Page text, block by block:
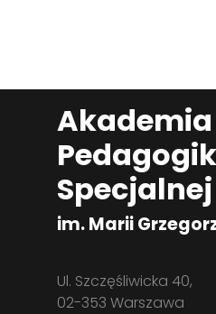
Akademia
Specjalnej
im. Marii
Ul. Szczęśliwicka 40,
02-353 Warszawa